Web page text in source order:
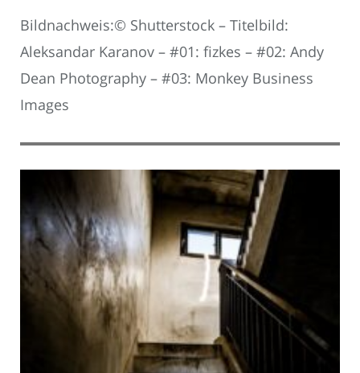
Bildnachweis:© Shutterstock – Titelbild:
Aleksandar Karanov – #01: fizkes – #02: Andy
Dean Photography – #03: Monkey Business
Images